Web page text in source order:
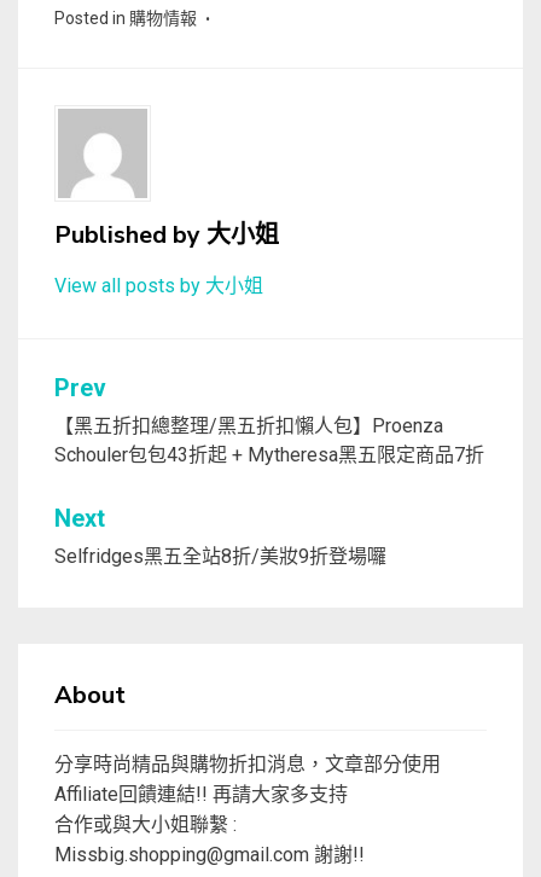
Posted in 購物情報
Published by大小姐
View all posts by 大小姐
文
章
導
覽
Prev
【黑五折扣總整理/黑五折扣懶人包】Proenza
Schouler包包43折起 + Mytheresa黑五限定商品7折
Next
Selfridges黑五全站8折/美妝9折登場囉
About
分享時尚精品與購物折扣消息，文章部分使用
Affiliate回饋連結!! 再請大家多支持
合作或與大小姐聯繫 :
Missbig.shopping@gmail.com 謝謝!!